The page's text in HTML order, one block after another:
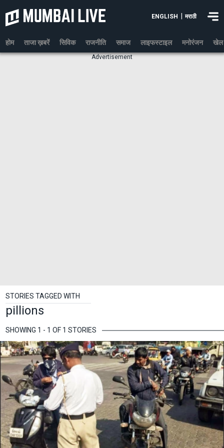
ENGLISH मराठी
होम ताजा ख़बरें सिविक राजनीति समाज लाइफस्टाइल मनोरंजन खेल
Advertisement
STORIES TAGGED WITH
pillions
SHOWING 1 - 1 OF 1 STORIES